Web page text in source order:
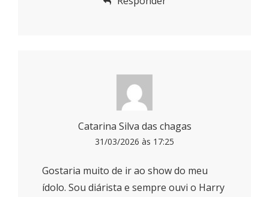
Catarina Silva das chagas
31/03/2026 às 17:25
Gostaria muito de ir ao show do meu
ídolo. Sou diárista e sempre ouvi o Harry